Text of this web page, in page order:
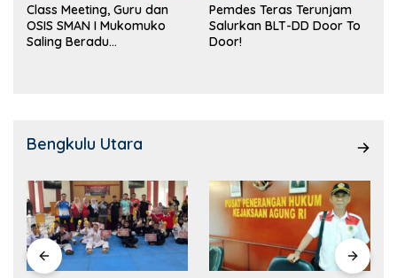
Class Meeting, Guru dan
OSIS SMAN I Mukomuko
Saling Beradu
Pemdes Teras Terunjam
Salurkan BLT-DD Door To
Door!
Bengkulu Utara